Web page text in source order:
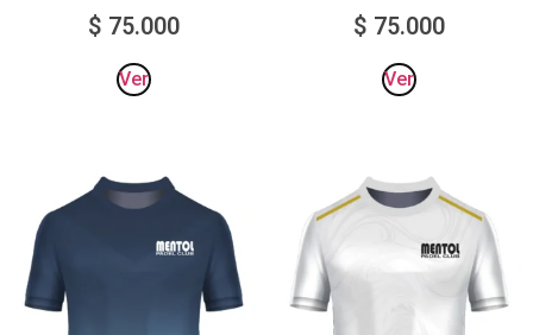
$ 75.000
Ver
$ 75.000
Ver